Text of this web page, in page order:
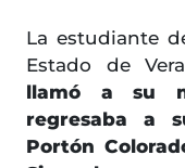
La estudiante
Estado de
llamó a su
regresaba a
Portón